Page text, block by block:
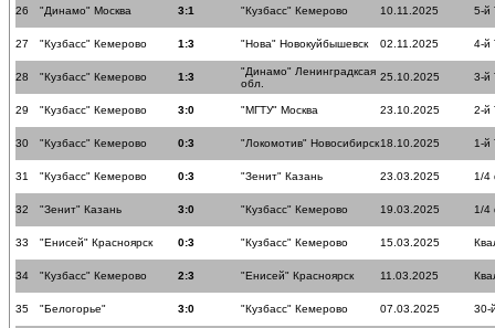
26 "Динамо" Москва 3:1 "Кузбасс" Кемерово 10.11.2025 5-й
27 "Кузбасс" Кемерово 1:3 "Нова" Новокуйбышевск 02.11.2025 4-й
28 "Кузбасс" Кемерово 1:3
"Динамо" Ленинградксая
обл.
25.10.2025 3-й
29 "Кузбасс" Кемерово 3:0 "МГТУ" Москва 23.10.2025 2-й
30 "Кузбасс" Кемерово 0:3 "Локомотив" Новосибирск18.10.2025 1-й
31 "Кузбасс" Кемерово 0:3 "Зенит" Казань 23.03.2025 1/4
32 "Зенит" Казань 3:0 "Кузбасс" Кемерово 19.03.2025 1/4
33 "Енисей" Красноярск 0:3 "Кузбасс" Кемерово 15.03.2025
34 "Кузбасс" Кемерово 2:3 "Енисей" Красноярск 11.03.2025
35 "Белогорье" 3:0 "Кузбасс" Кемерово 07.03.2025 30-